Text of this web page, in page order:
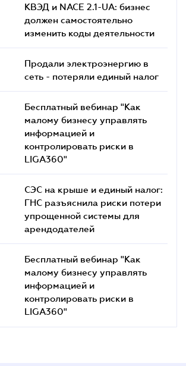
КВЭД и NACE 2.1-UA: бизнес
должен самостоятельно
изменить коды деятельности
Продали электроэнергию в
сеть - потеряли единый налог
Бесплатный вебинар "Как
малому бизнесу управлять
информацией и
контролировать риски в
LIGA360"
СЭС на крыше и единый налог:
ГНС разъяснила риски потери
упрощенной системы для
арендодателей
Бесплатный вебинар "Как
малому бизнесу управлять
информацией и
контролировать риски в
LIGA360"